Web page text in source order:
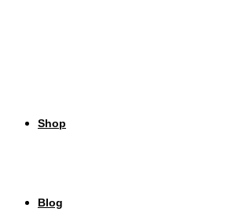
Shop
Blog